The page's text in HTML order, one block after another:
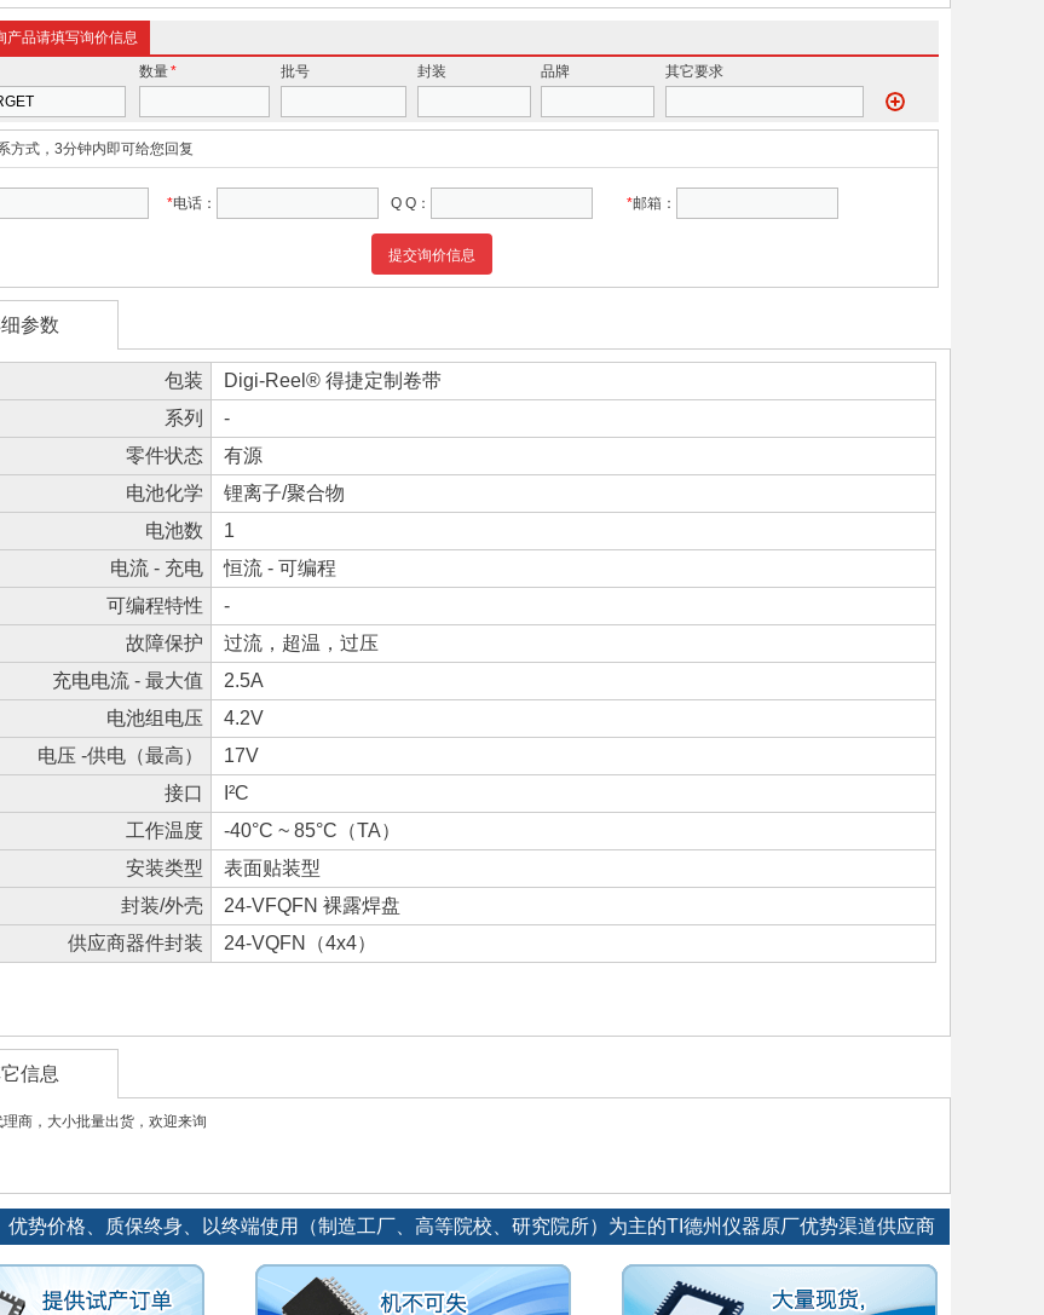
产品请填写询价信息
数量* 批号 封装 品牌 其它要求
方式，3分钟内即可给您回复
*电话： Q Q： *邮箱：
提交询价信息
参数
包装
Digi-Reel® 得捷定制卷带
系列
-
零件状态
有源
电池化学
锂离子/聚合物
电池数
1
电流 - 充电
恒流 - 可编程
可编程特性
-
故障保护
过流，超温，过压
充电电流 - 最大值
2.5A
电池组电压
4.2V
电压 -供电（最高）
17V
接口
I²C
工作温度
-40°C ~ 85°C（TA）
安装类型
表面贴装型
封装/外壳
24-VFQFN 裸露焊盘
供应商器件封装
24-VQFN（4x4）
信息
理商，大小批量出货，欢迎来询
势价格、质保终身、以终端使用（制造工厂、高等院校、研究院所）为主的TI德州仪器原厂优势渠道供应商